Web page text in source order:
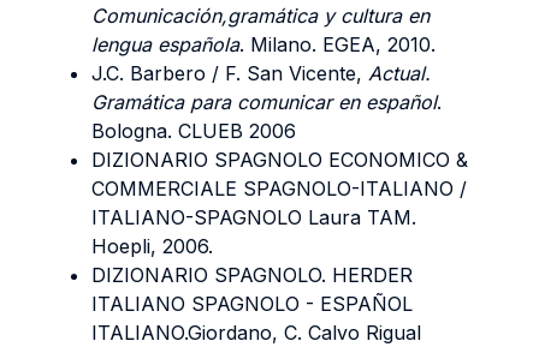
Comunicación,gramática y cultura en
lengua española. Milano. EGEA, 2010.
J.C. Barbero / F. San Vicente, Actual.
Gramática para comunicar en español.
Bologna. CLUEB 2006
DIZIONARIO SPAGNOLO ECONOMICO &
COMMERCIALE SPAGNOLO-ITALIANO /
ITALIANO-SPAGNOLO Laura TAM.
Hoepli, 2006.
DIZIONARIO SPAGNOLO. HERDER
ITALIANO SPAGNOLO - ESPAÑOL
ITALIANO.Giordano, C. Calvo Rigual